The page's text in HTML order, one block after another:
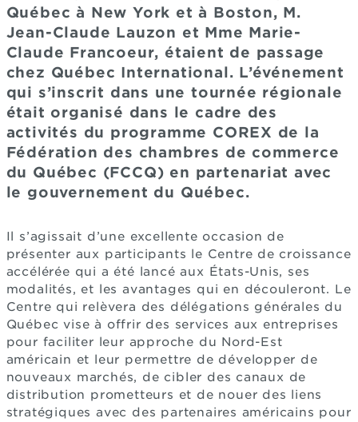
Québec à New York et à Boston, M.
Jean-Claude Lauzon et Mme Marie-
Claude Francoeur, étaient de passage
chez Québec International. L’événement
qui s’inscrit dans une tournée régionale
était organisé dans le cadre des
activités du programme COREX de la
Fédération des chambres de commerce
du Québec (FCCQ) en partenariat avec
le gouvernement du Québec.
Il s’agissait d’une excellente occasion de
présenter aux participants le Centre de croissance
accélérée qui a été lancé aux États-Unis, ses
modalités, et les avantages qui en découleront. Le
Centre qui relèvera des délégations générales du
Québec vise à offrir des services aux entreprises
pour faciliter leur approche du Nord-Est
américain et leur permettre de développer de
nouveaux marchés, de cibler des canaux de
distribution prometteurs et de nouer des liens
stratégiques avec des partenaires américains pour